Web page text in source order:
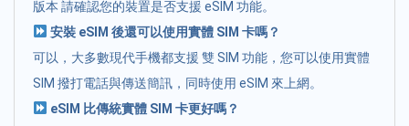
版本 請確認您的裝置是否支援 eSIM 功能。
安裝 eSIM 後還可以使用實體 SIM 卡嗎？
可以，大多數現代手機都支援 雙 SIM 功能，您可以使用實體
SIM 撥打電話與傳送簡訊，同時使用 eSIM 來上網。
eSIM 比傳統實體 SIM 卡更好嗎？